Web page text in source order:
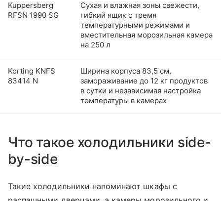
Kuppersberg
RFSN 1990 SG
Сухая и влажная зоны свежести,
гибкий ящик с тремя
температурными режимами и
вместительная морозильная камера
на 250 л
Korting KNFS
83414 N
Ширина корпуса 83,5 см,
замораживание до 12 кг продуктов
в сутки и независимая настройка
температуры в камерах
Что такое холодильники side-
by-side
Такие холодильники напоминают шкафы с